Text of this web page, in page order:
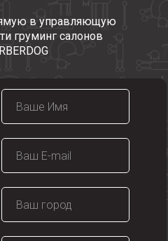
в управляющую
груминг салонов